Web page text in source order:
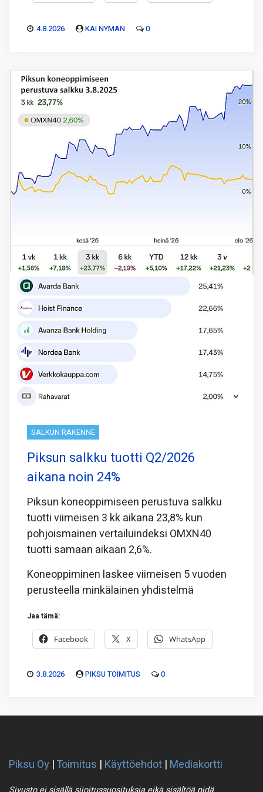
4.8.2026 KAI NYMAN 0
SALKUN RAKENNE
Piksun salkku tuotti Q2/2026
aikana noin 24%
Piksun koneoppimiseen perustuva salkku
tuotti viimeisen 3 kk aikana 23,8% kun
pohjoismainen vertailuindeksi OMXN40
tuotti samaan aikaan 2,6%.
Koneoppiminen laskee viimeisen 5 vuoden
perusteella minkälainen yhdistelmä
Jaa tämä:
Facebook X WhatsApp
3.8.2026 PIKSU TOIMITUS 0
Piksu Oy |Toimitus | Käyttöehdot | Mediakortti